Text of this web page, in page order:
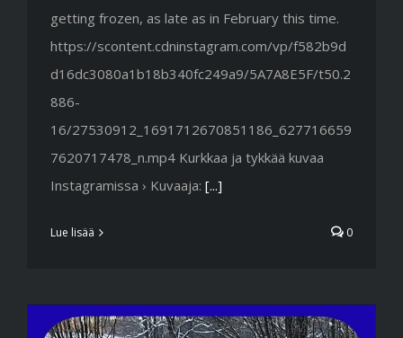
getting frozen, as late as in February this time.
https://scontent.cdninstagram.com/vp/f582b9d
d16dc3080a1b18b340fc249a9/5A7A8E5F/t50.2
886-
16/27530912_1691712670851186_627716659
7620717478_n.mp4 Kurkkaa ja tykkää kuvaa
Instagramissa › Kuvaaja: [...]
Lue lisää 0